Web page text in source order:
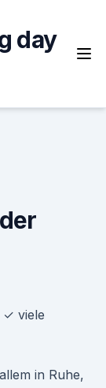
day
✓ viele
in Ruhe,